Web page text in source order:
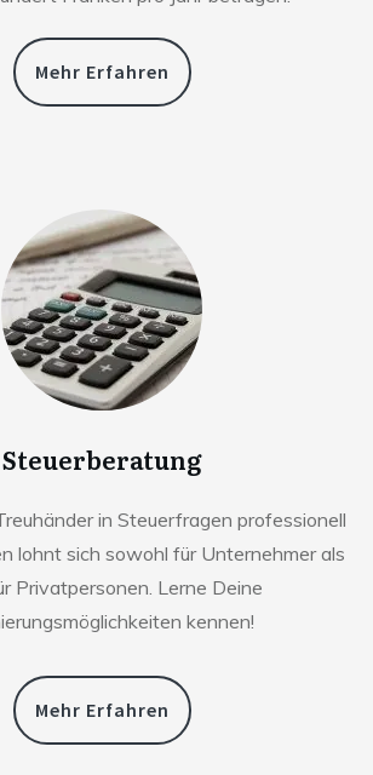
Mehr Erfahren
Steuerberatung
in Steuerfragen professionell
lohnt sich sowohl für Unternehmer als
Privatpersonen. Lerne Deine
kennen!
Mehr Erfahren